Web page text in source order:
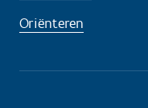
Oriënteren